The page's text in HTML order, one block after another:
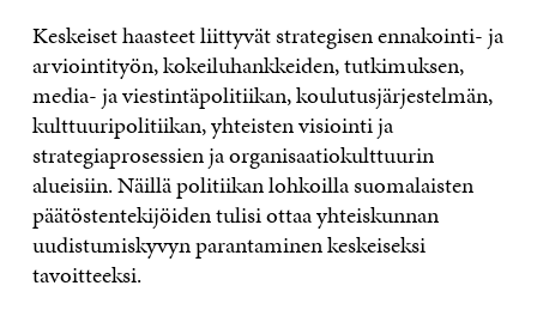
Keskeiset haasteet liittyvät strategisen ennakointi- ja
arviointityön, kokeiluhankkeiden, tutkimuksen,
media- ja viestintäpolitiikan, koulutusjärjestelmän,
kulttuuripolitiikan, yhteisten visiointi ja
strategiaprosessien ja organisaatiokulttuurin
alueisiin. Näillä politiikan lohkoilla suomalaisten
päätöstentekijöiden tulisi ottaa yhteiskunnan
uudistumiskyvyn parantaminen keskeiseksi
tavoitteeksi.